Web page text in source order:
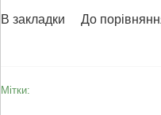
В закладки
До
Мітки: